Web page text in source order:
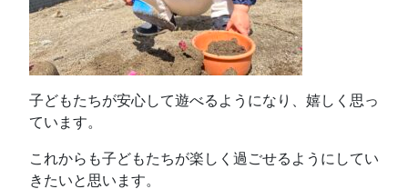
子どもたちが安心して遊べるようになり、嬉しく思っ
ています。
これからも子どもたちが楽しく過ごせるようにしてい
きたいと思います。